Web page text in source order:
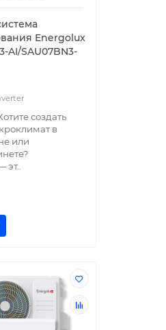
Energolux
AI/SAU07BN3-
создать
в
или
эт..